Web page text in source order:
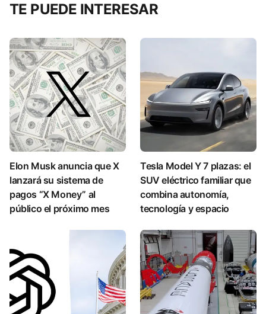
TE PUEDE INTERESAR
Elon Musk anuncia que X
lanzará su sistema de
pagos “X Money” al
público el próximo mes
Tesla Model Y 7 plazas: el
SUV eléctrico familiar que
combina autonomía,
tecnología y espacio